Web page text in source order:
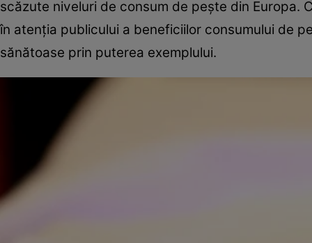
scăzute niveluri de consum de pește din
în atenția publicului a beneficiilor consumului de
sănătoase prin puterea exemplului.